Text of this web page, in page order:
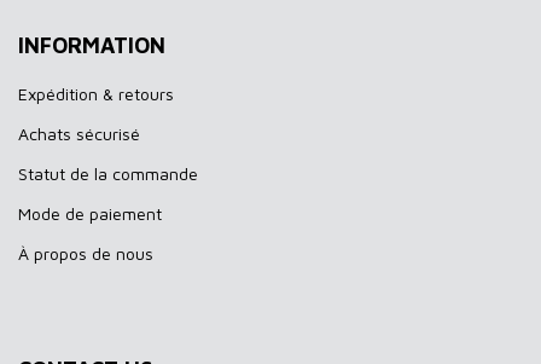
INFORMATION
Expédition & retours
Achats sécurisé
Statut de la commande
Mode de paiement
À propos de nous